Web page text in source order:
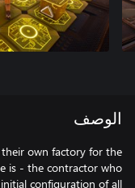
الوصف
own factory for the
is - the contractor who
configuration of all